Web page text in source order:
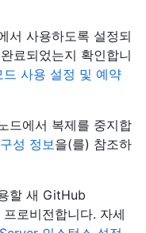
서 사용하도록 설정되
료되었는지 확인합니
드 사용 설정 및 예약
드에서 복제를 중지합
성 정보을(를) 참조하
할 새 GitHub
로비전합니다. 자세